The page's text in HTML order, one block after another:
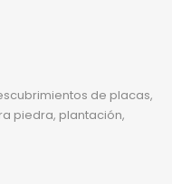
de placas,
piedra, plantación,